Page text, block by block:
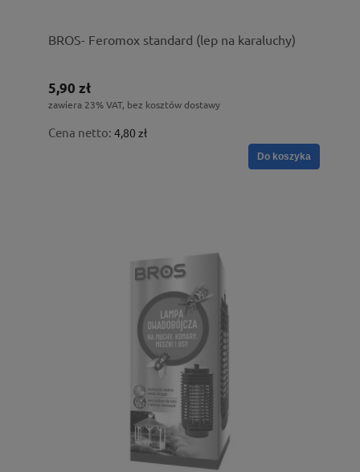
BROS- Feromox standard (lep na karaluchy)
5,90 zł
zawiera 23% VAT, bez kosztów dostawy
Cena netto: 4,80 zł
Do koszyka